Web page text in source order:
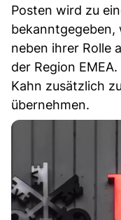
Posten wird zu
bekanntgegeben,
neben ihrer Rolle
der Region
Kahn zusätzlich
übernehmen.